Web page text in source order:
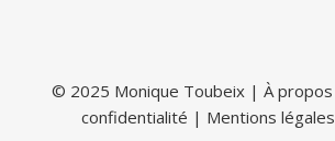
© 2025 Monique Toubeix | À propos
confidentialité | Mentions légales